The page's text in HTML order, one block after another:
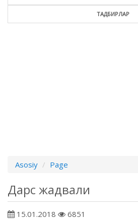
ТАДБИРЛАР
Asosiy Page
Дарс жадвали
15.01.2018 6851